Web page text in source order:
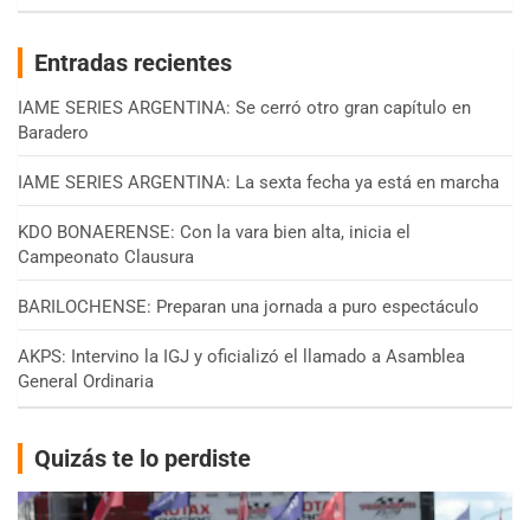
Entradas recientes
IAME SERIES ARGENTINA: Se cerró otro gran capítulo en
Baradero
IAME SERIES ARGENTINA: La sexta fecha ya está en marcha
KDO BONAERENSE: Con la vara bien alta, inicia el
Campeonato Clausura
BARILOCHENSE: Preparan una jornada a puro espectáculo
AKPS: Intervino la IGJ y oficializó el llamado a Asamblea
General Ordinaria
Quizás te lo perdiste